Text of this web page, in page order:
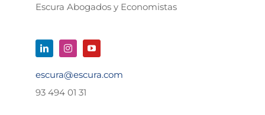
Escura Abogados y Economistas
escura@escura.com
93 494 01 31